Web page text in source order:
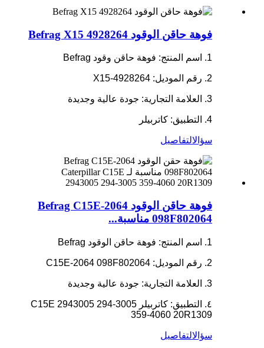
فوهة حاقن الوقود Befrag X15 4928264
1. اسم المنتج: فوهة حاقن وقود Befrag
2. رقم الموديل: X15-4928264
3. العلامة التجارية: جودة عالية وجديدة
4. التطبيق: كاتربيلر
سؤالالتفاصيل
فوهة حاقن الوقود Befrag C15E-2064
098F802064 مناسبة...
1. اسم المنتج: فوهة حاقن الوقود Befrag
2. رقم الموديل: C15E-2064 098F802064
3. العلامة التجارية: جودة عالية وجديدة
٤. التطبيق: كاتربيلر C15E 2943005 294-3005
359-4060 20R1309
سؤالالتفاصيل